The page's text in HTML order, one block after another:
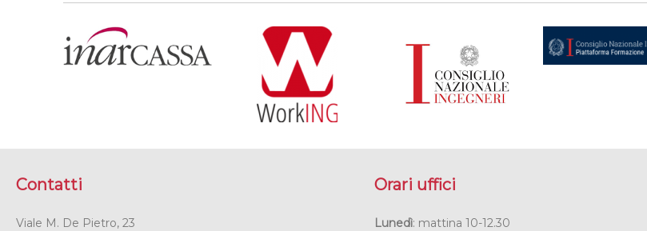
Contatti
Viale M. De Pietro, 23
Orari uffici
Lunedì: mattina 10-12.30